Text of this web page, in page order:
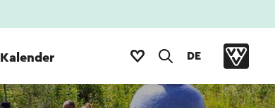
Kalender DE